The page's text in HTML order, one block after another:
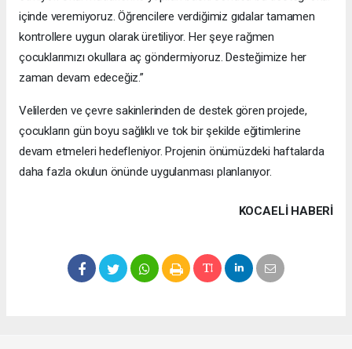
içinde veremiyoruz. Öğrencilere verdiğimiz gıdalar tamamen
kontrollere uygun olarak üretiliyor. Her şeye rağmen
çocuklarımızı okullara aç göndermiyoruz. Desteğimize her
zaman devam edeceğiz.”
Velilerden ve çevre sakinlerinden de destek gören projede,
çocukların gün boyu sağlıklı ve tok bir şekilde eğitimlerine
devam etmeleri hedefleniyor. Projenin önümüzdeki haftalarda
daha fazla okulun önünde uygulanması planlanıyor.
KOCAELI HABERİ